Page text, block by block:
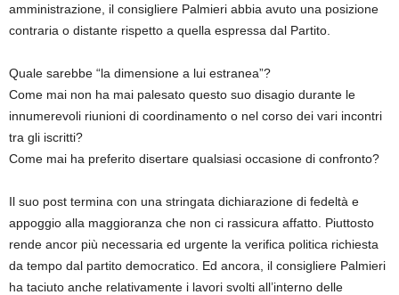
amministrazione, il consigliere Palmieri abbia avuto una posizione
contraria o distante rispetto a quella espressa dal Partito.
Quale sarebbe “la dimensione a lui estranea”?
Come mai non ha mai palesato questo suo disagio durante le
innumerevoli riunioni di coordinamento o nel corso dei vari incontri
tra gli iscritti?
Come mai ha preferito disertare qualsiasi occasione di confronto?
Il suo post termina con una stringata dichiarazione di fedeltà e
appoggio alla maggioranza che non ci rassicura affatto. Piuttosto
rende ancor più necessaria ed urgente la verifica politica richiesta
da tempo dal partito democratico. Ed ancora, il consigliere Palmieri
ha taciuto anche relativamente i lavori svolti all’interno delle